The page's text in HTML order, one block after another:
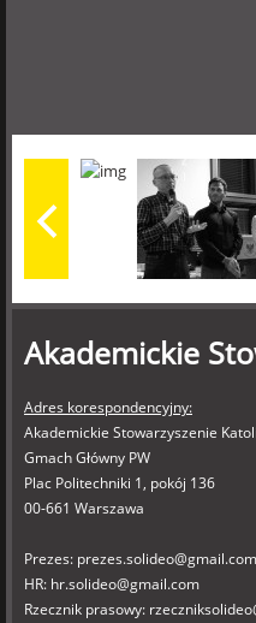
Akademickie
Adres korespondencyjny:
Akademickie Stowarzyszenie
Gmach Główny PW
Plac Politechniki 1, pokój 136
00-661 Warszawa
Prezes: prezes.solideo@gmail.com
HR: hr.solideo@gmail.com
Rzecznik prasowy: